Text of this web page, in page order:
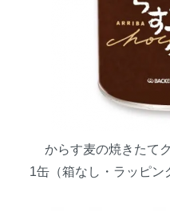
からす麦の焼きたて
1缶（箱なし・ラッピン